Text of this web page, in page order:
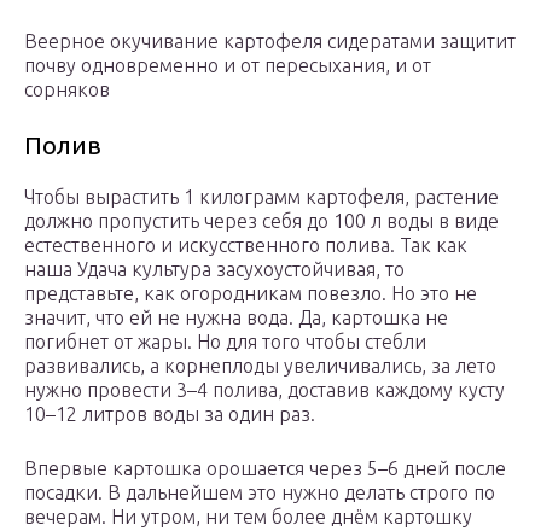
Веерное окучивание картофеля сидератами защитит
почву одновременно и от пересыхания, и от
сорняков
Полив
Чтобы вырастить 1 килограмм картофеля, растение
должно пропустить через себя до 100 л воды в виде
естественного и искусственного полива. Так как
наша Удача культура засухоустойчивая, то
представьте, как огородникам повезло. Но это не
значит, что ей не нужна вода. Да, картошка не
погибнет от жары. Но для того чтобы стебли
развивались, а корнеплоды увеличивались, за лето
нужно провести 3–4 полива, доставив каждому кусту
10–12 литров воды за один раз.
Впервые картошка орошается через 5–6 дней после
посадки. В дальнейшем это нужно делать строго по
вечерам. Ни утром, ни тем более днём картошку